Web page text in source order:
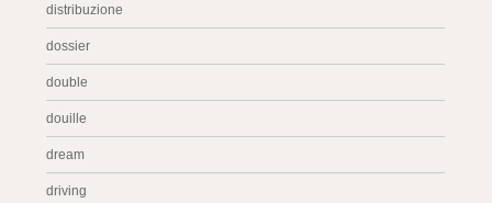
distribuzione
dossier
double
douille
dream
driving